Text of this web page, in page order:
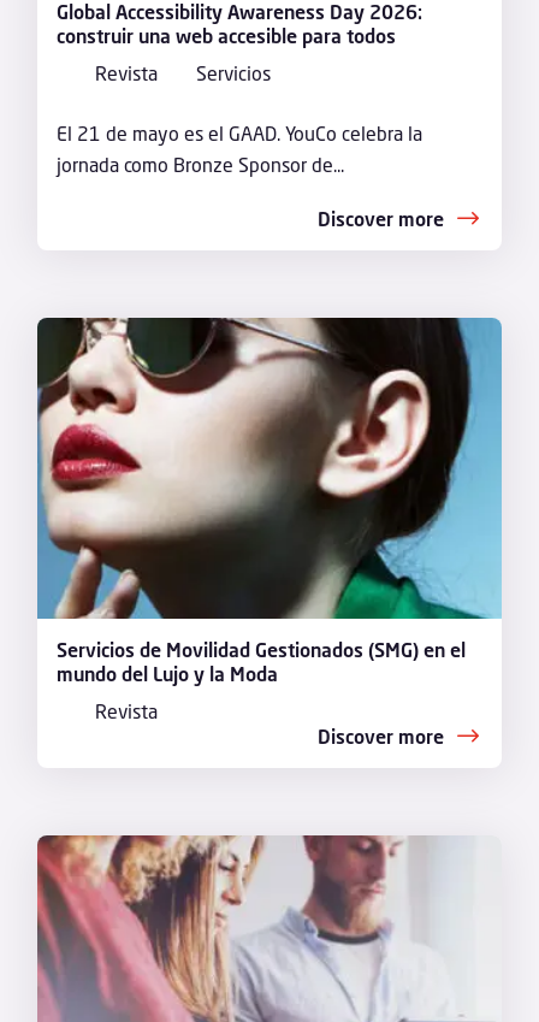
Global Accessibility Awareness Day 2026:
construir una web accesible para todos
Revista
Servicios
El 21 de mayo es el GAAD. YouCo celebra la
jornada como Bronze Sponsor de...
Discover more
Servicios de Movilidad Gestionados (SMG) en el
mundo del Lujo y la Moda
Revista
Discover more